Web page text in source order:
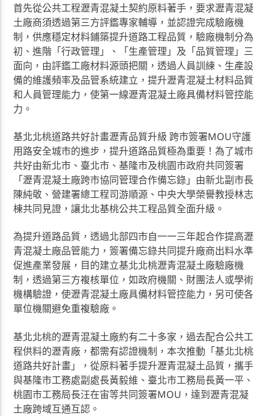
首先從公共工程瀝青混凝土契約原料著手，要求瀝青混凝
土廠商須透過第三方評鑑專家輔導，並認證完成驗廠機
制，供應穩定材料鋪築提升道路工程品質，驗廠機制分為
初、進階「行政管理」、「生產管理」及「品質管理」三
面向，由評鑑工廠材料源頭把關，透過人員訓練、生產設
備的維護頻率及品管系統建立，提升瀝青混凝土材料品質
和人員管理能力，使第一線瀝青混凝土廠具備材料管控能
力。
基北北桃道路共好計畫瀝青品質升級 跨市簽署MOU守護
用路安全城市的進步，提升道路品質極為重要！為了城市
共好由新北市、臺北市、基隆市及桃園市政府共同簽署
「瀝青混凝土廠跨市協同管理合作備忘錄」由新北副市長
陳純敬、營建署總工程司游順源、中央大學榮譽教授林志
棟共同見證，讓北北基桃公共工程品質全面升級。
為提升道路品質，透過北部四市自一一三年起合作提高瀝
青混凝土廠品管能力，簽署備忘錄共同提升廠商出料水準
促進產業發展，目的建立基北北桃瀝青混凝土廠驗廠機
制，透過第三方複核單位，如政府機關、財團法人或學術
機構驗證，使瀝青混凝土廠具備材料管控能力，另可使各
單位機關避免重複驗廠。
基北北桃的瀝青混凝土廠約有二十多家，過去配合公共工
程供料的瀝青廠，都需有認證機制，本次推動「基北北桃
道路共好計畫」，從原料著手提升瀝青混凝土品質，攜手
與基隆市工務處副處長黃毅維、臺北市工務局長黃一平、
桃園市工務局長汪在宙等共同簽署MOU，達到瀝青混凝
土廠跨域互通互認。